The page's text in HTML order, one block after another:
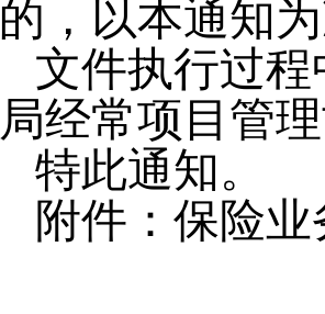
的，以本通知
文件执行过
局经常项目管
特此通知。
附件：保险